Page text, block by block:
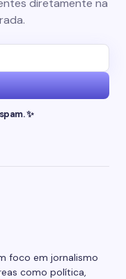
✨
foco em jornalismo
como política,